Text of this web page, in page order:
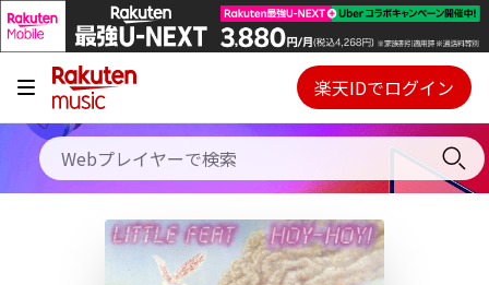
キャンペーン
料金プラン
使い方
初回30日間無料お試し
Webプレイヤー
ご契約内容の確認・変更
楽天IDでログイン